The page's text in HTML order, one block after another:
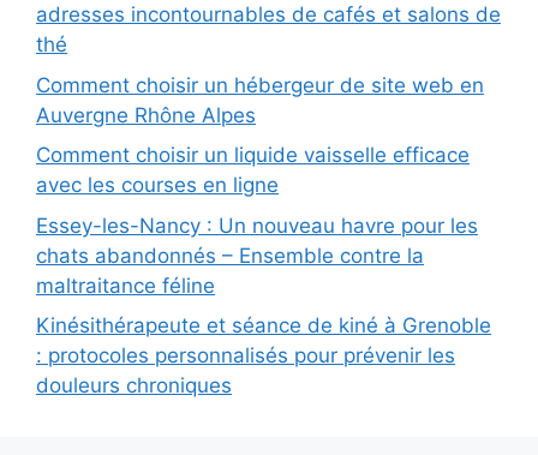
adresses incontournables de cafés et salons de
thé
Comment choisir un hébergeur de site web en
Auvergne Rhône Alpes
Comment choisir un liquide vaisselle efficace
avec les courses en ligne
Essey-les-Nancy : Un nouveau havre pour les
chats abandonnés – Ensemble contre la
maltraitance féline
Kinésithérapeute et séance de kiné à Grenoble
: protocoles personnalisés pour prévenir les
douleurs chroniques